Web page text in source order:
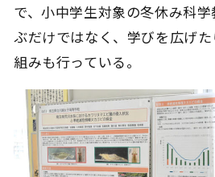
で、小中学生対象の冬休み科
ぶだけではなく、学びを広げ
組みも行っている。